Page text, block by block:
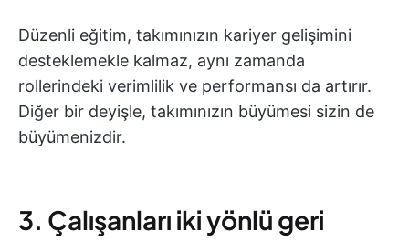
Düzenli eğitim, takımınızın kariyer gelişimini
desteklemekle kalmaz, aynı zamanda
rollerindeki verimlilik ve performansı da artırır.
Diğer bir deyişle, takımınızın büyümesi sizin de
büyümenizdir.
3. Çalışanları iki yönlü geri